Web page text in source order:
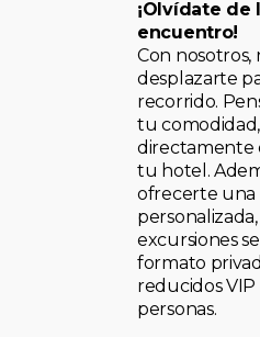
¡Olvídate de
encuentro!
Con
desplazarte
recorrido.
tu
directamente
tu hotel.
ofrecerte una
excursiones
formato
reducidos VIP
personas.